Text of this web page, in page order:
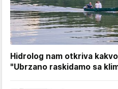
Hidrolog nam otkriva
"Ubrzano raskidamo sa